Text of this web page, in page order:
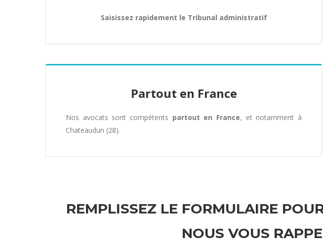
Saisissez rapidement le Tribunal administratif
Partout en France
Nos avocats sont compétents partout en France, et notamment à
Chateaudun (28).
REMPLISSEZ LE FORMULAIRE
NOUS VOUS